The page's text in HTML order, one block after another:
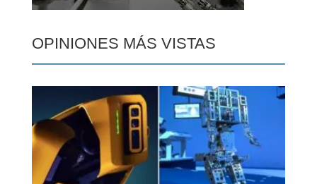
OPINIONES MÁS VISTAS